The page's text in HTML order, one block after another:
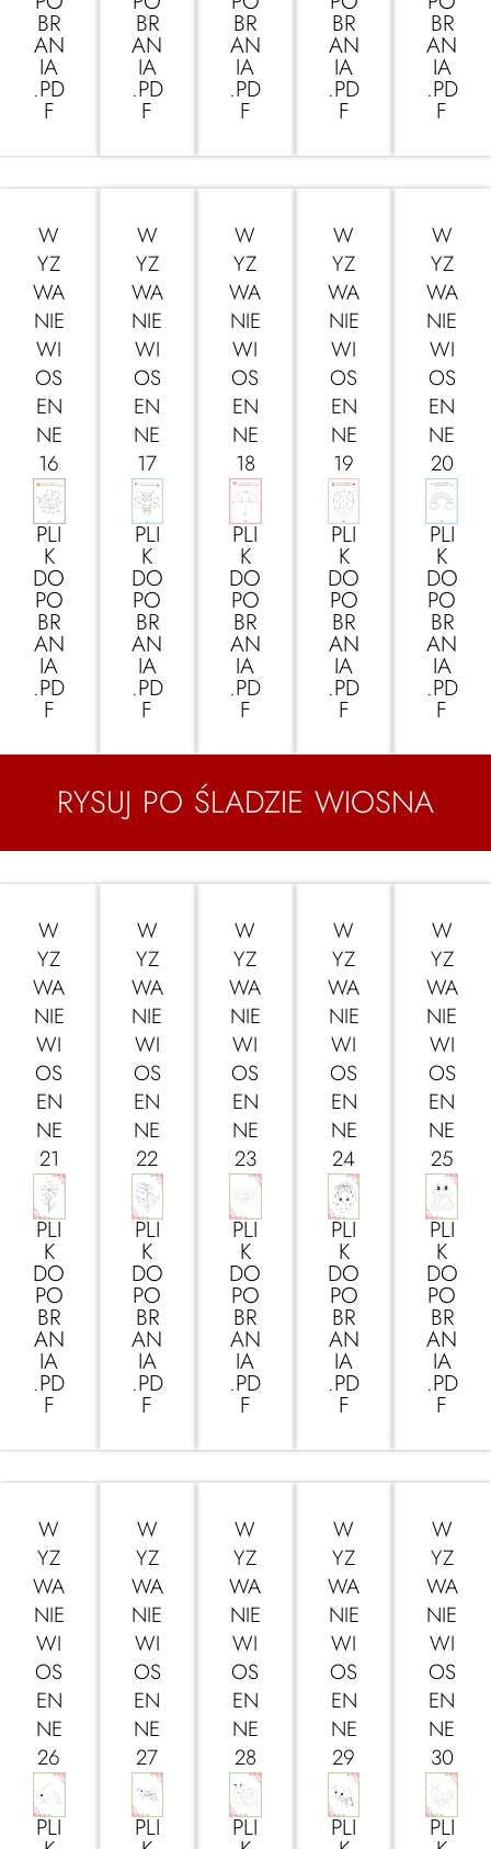
BR
AN
IA
.PD
F
BR
AN
IA
.PD
F
BR
AN
IA
.PD
F
BR
AN
IA
.PD
F
BR
AN
IA
.PD
F
W
YZ
WA
NIE
WI
OS
EN
NE
16
PLI
K
DO
PO
BR
AN
IA
.PD
F
W
YZ
WA
NIE
WI
OS
EN
NE
17
PLI
K
DO
PO
BR
AN
IA
.PD
F
W
YZ
WA
NIE
WI
OS
EN
NE
18
PLI
K
DO
PO
BR
AN
IA
.PD
F
W
YZ
WA
NIE
WI
OS
EN
NE
19
PLI
K
DO
PO
BR
AN
IA
.PD
F
W
YZ
WA
NIE
WI
OS
EN
NE
20
PLI
K
DO
PO
BR
AN
IA
.PD
F
RYSUJ PO ŚLADZIE WIOSNA
W
YZ
WA
NIE
WI
OS
EN
NE
21
PLI
K
DO
PO
BR
AN
IA
.PD
F
W
YZ
WA
NIE
WI
OS
EN
NE
22
PLI
K
DO
PO
BR
AN
IA
.PD
F
W
YZ
WA
NIE
WI
OS
EN
NE
23
PLI
K
DO
PO
BR
AN
IA
.PD
F
W
YZ
WA
NIE
WI
OS
EN
NE
24
PLI
K
DO
PO
BR
AN
IA
.PD
F
W
YZ
WA
NIE
WI
OS
EN
NE
25
PLI
K
DO
PO
BR
AN
IA
.PD
F
W
YZ
WA
NIE
WI
OS
EN
NE
26
PLI
W
YZ
WA
NIE
WI
OS
EN
NE
27
PLI
W
YZ
WA
NIE
WI
OS
EN
NE
28
PLI
W
YZ
WA
NIE
WI
OS
EN
NE
29
PLI
W
YZ
WA
NIE
WI
OS
EN
NE
30
PLI